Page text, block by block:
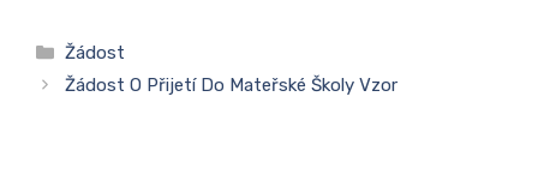
Rubriky
Žádost
Žádost O Přijetí Do Mateřské Školy Vzor